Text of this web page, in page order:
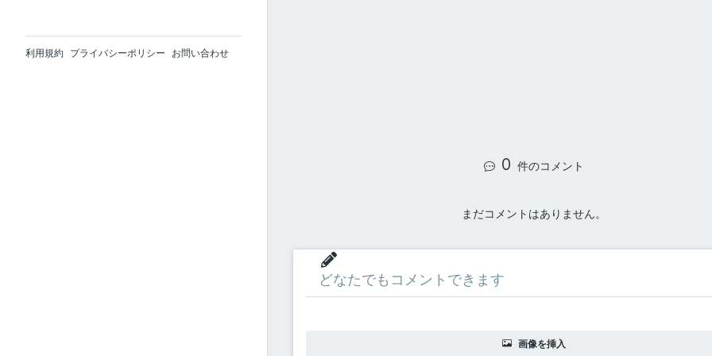
利用規約 プライバシーポリシー お問い合わせ
0 件のコメント
まだコメントはありません。
画像を挿入